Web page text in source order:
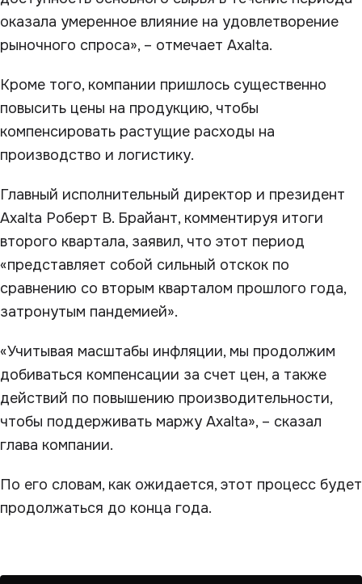
оказала умеренное влияние на удовлетворение
рыночного спроса», – отмечает Axalta.
Кроме того, компании пришлось существенно
повысить цены на продукцию, чтобы
компенсировать растущие расходы на
производство и логистику.
Главный исполнительный директор и президент
Axalta Роберт В. Брайант, комментируя итоги
второго квартала, заявил, что этот период
«представляет собой сильный отскок по
сравнению со вторым кварталом прошлого года,
затронутым пандемией».
«Учитывая масштабы инфляции, мы продолжим
добиваться компенсации за счет цен, а также
действий по повышению производительности,
чтобы поддерживать маржу Axalta», – сказал
глава компании.
По его словам, как ожидается, этот процесс будет
продолжаться до конца года.